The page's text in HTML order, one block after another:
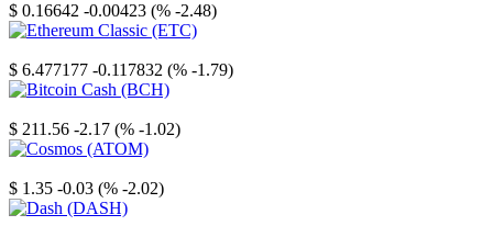
$ 0.16642 -0.00423 (% -2.48)
$ 6.477177 -0.117832 (% -1.79)
$ 211.56 -2.17 (% -1.02)
$ 1.35 -0.03 (% -2.02)